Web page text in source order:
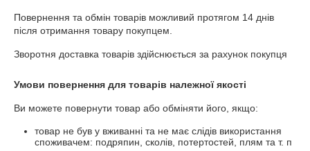
Повернення та обмін товарів можливий протягом 14 днів
після отримання товару покупцем.
Зворотня доставка товарів здійснюється за рахунок покупця
Умови повернення для товарів належної якості
Ви можете повернути товар або обміняти його, якщо:
товар не був у вживанні та не має слідів використання
споживачем: подряпин, сколів, потертостей, плям та т. п